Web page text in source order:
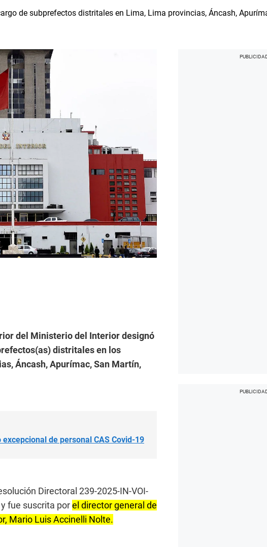
de subprefectos distritales en Lima, Lima provincias, Áncash,
del Ministerio del Interior designó
distritales en los
Áncash, Apurímac, San Martín,
de personal CAS Covid-19
Directoral 239-2025-IN-VOI-
y fue suscrita porel director general de
Mario Luis Accinelli Nolte.